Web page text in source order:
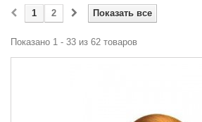
Показать все
1 2
Показано 1 - 33 из 62 товаров